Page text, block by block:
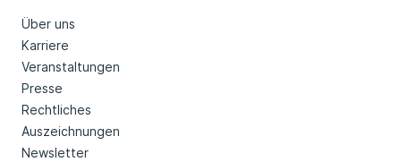
Über uns
Karriere
Veranstaltungen
Presse
Rechtliches
Auszeichnungen
Newsletter